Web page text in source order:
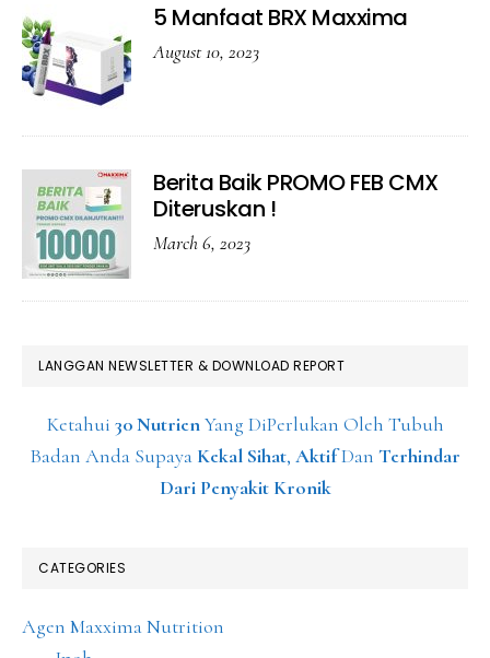
5 Manfaat BRX Maxxima
August 10, 2023
Berita Baik PROMO FEB CMX
Diteruskan !
March 6, 2023
LANGGAN NEWSLETTER & DOWNLOAD REPORT
Ketahui 30 NutrienYang DiPerlukan Oleh Tubuh
Badan Anda Supaya Kekal Sihat, AktifDan Terhindar
Dari Penyakit Kronik
CATEGORIES
Agen Maxxima Nutrition